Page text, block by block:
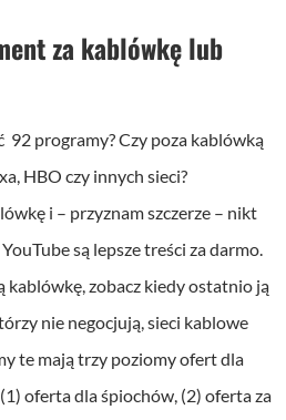
za kablówkę lub
92 programy? Czy poza kablówką
HBO czy innych sieci?
i – przyznam szczerze – nikt
są lepsze treści za darmo.
kablówkę, zobacz kiedy ostatnio ją
nie negocjują, sieci kablowe
te mają trzy poziomy ofert dla
(1) oferta dla śpiochów, (2) oferta za